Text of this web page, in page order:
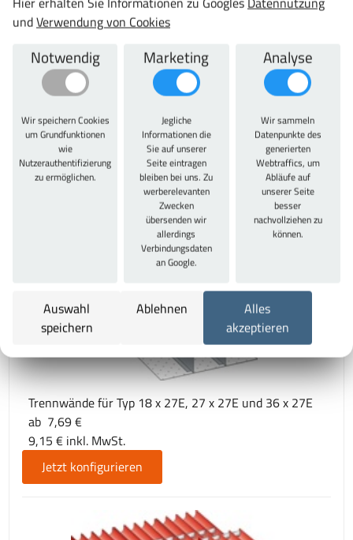
Farbe/Korpusfarbe:
RAL 5012 Lichtblau
Farbe Türen/Schubladen:
RAL 5012 Lichtblau
Typ:
27 x 27E
Material:
Stahlblech
Garantie:
Zu diesem Artikel passt auch
Trennwände für Typ 18 x 27E, 27 x 27E und 36 x 27E
ab 7,69 €
9,15 € inkl. MwSt.
Jetzt konfigurieren
undVerwendung von Cookies
Notwendig
Wir speichern Cookies
um Grundfunktionen
wie
Nutzerauthentifizierung
zu ermöglichen.
Marketing
Jegliche
Informationen die
Sie auf unserer
Seite eintragen
bleiben bei uns. Zu
werberelevanten
Zwecken
übersenden wir
allerdings
Verbindungsdaten
an Google.
Analyse
Wir sammeln
Datenpunkte des
generierten
Webtraffics, um
Abläufe auf
unserer Seite
besser
nachvollziehen zu
können.
Auswahl
speichern
Ablehnen
Alles
akzeptieren